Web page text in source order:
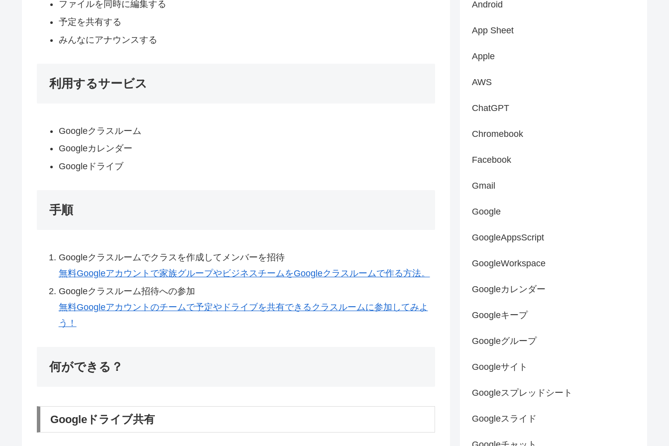
ファイルを同時に編集する
予定を共有する
みんなにアナウンスする
利用するサービス
Googleクラスルーム
Googleカレンダー
Googleドライブ
手順
Googleクラスルームでクラスを作成してメンバーを招待
無料Googleアカウントで家族グループやビジネスチームをGoogleクラスルームで作る方法。
Googleクラスルーム招待への参加
無料Googleアカウントのチームで予定やドライブを共有できるクラスルームに参加してみよ
う！
何ができる？
Googleドライブ共有
Android
App Sheet
Apple
AWS
ChatGPT
Chromebook
Facebook
Gmail
Google
GoogleAppsScript
GoogleWorkspace
Googleカレンダー
Googleキープ
Googleグループ
Googleサイト
Googleスプレッドシート
Googleスライド